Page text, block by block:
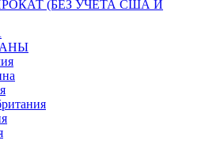
(БЕЗ УЧЕТА США И